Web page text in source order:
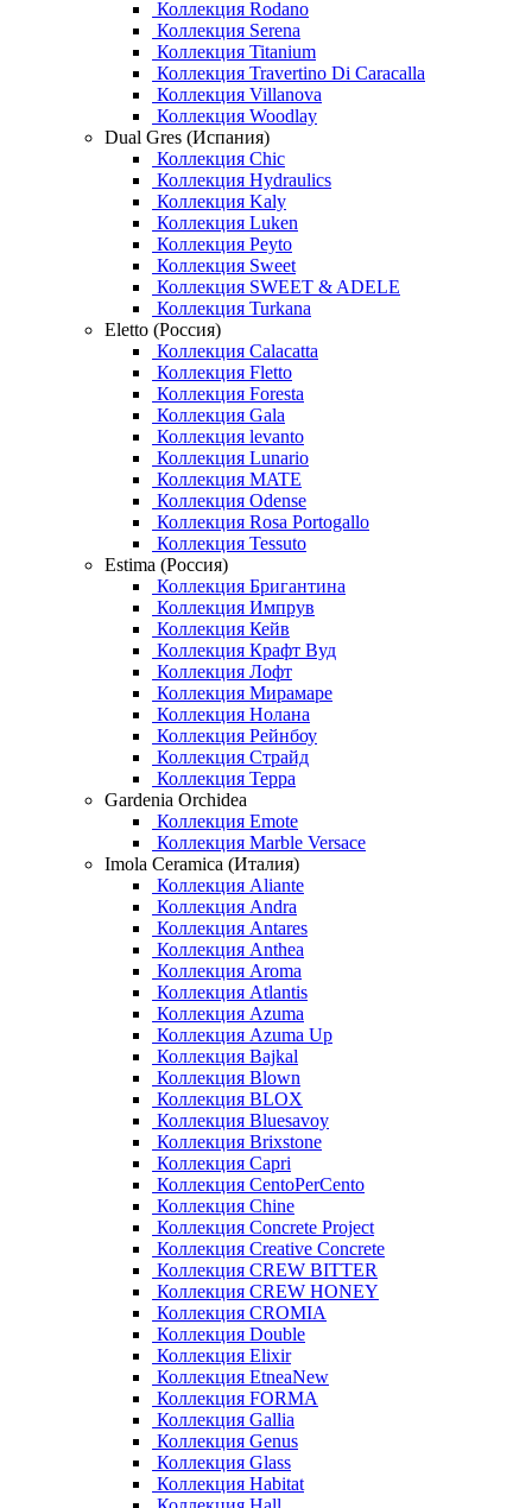
Коллекция Rodano
Коллекция Serena
Коллекция Titanium
Коллекция Travertino Di Caracalla
Коллекция Villanova
Коллекция Woodlay
Dual Gres (Испания)
Коллекция Chic
Коллекция Hydraulics
Коллекция Kaly
Коллекция Luken
Коллекция Peyto
Коллекция Sweet
Коллекция SWEET & ADELE
Коллекция Turkana
Eletto (Россия)
Коллекция Calacatta
Коллекция Fletto
Коллекция Foresta
Коллекция Gala
Коллекция levanto
Коллекция Lunario
Коллекция MATE
Коллекция Odense
Коллекция Rosa Portogallo
Коллекция Tessuto
Estima (Россия)
Коллекция Бригантина
Коллекция Импрув
Коллекция Кейв
Коллекция Крафт Вуд
Коллекция Лофт
Коллекция Мирамаре
Коллекция Нолана
Коллекция Рейнбоу
Коллекция Страйд
Коллекция Терра
Gardenia Orchidea
Коллекция Emote
Коллекция Marble Versace
Imola Ceramica (Италия)
Коллекция Aliante
Коллекция Andra
Коллекция Antares
Коллекция Anthea
Коллекция Aroma
Коллекция Atlantis
Коллекция Azuma
Коллекция Azuma Up
Коллекция Bajkal
Коллекция Blown
Коллекция BLOX
Коллекция Bluesavoy
Коллекция Brixstone
Коллекция Capri
Коллекция CentoPerCento
Коллекция Chine
Коллекция Concrete Project
Коллекция Creative Concrete
Коллекция CREW BITTER
Коллекция CREW HONEY
Коллекция CROMIA
Коллекция Double
Коллекция Elixir
Коллекция EtneaNew
Коллекция FORMA
Коллекция Gallia
Коллекция Genus
Коллекция Glass
Коллекция Habitat